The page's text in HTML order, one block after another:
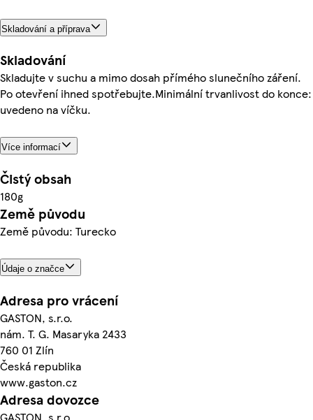
Skladování a příprava
Skladování
Skladujte v suchu a mimo dosah přímého slunečního záření.
Po otevření ihned spotřebujte.Minimální trvanlivost do konce:
uvedeno na víčku.
Více informací
Čistý obsah
180g
Země původu
Země původu: Turecko
Údaje o značce
Adresa pro vrácení
GASTON, s.r.o.
nám. T. G. Masaryka 2433
760 01 Zlín
Česká republika
www.gaston.cz
Adresa dovozce